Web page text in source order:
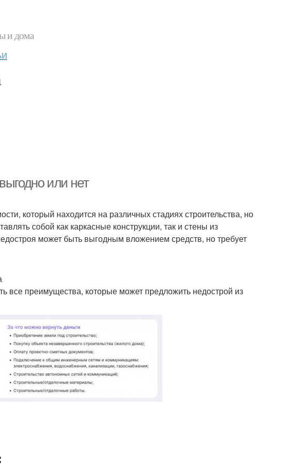
и дома
или нет
который находится на различных стадиях строительства, но
собой как каркасные конструкции, так и стены из
может быть выгодным вложением средств, но требует
все преимущества, которые может предложить недострой из